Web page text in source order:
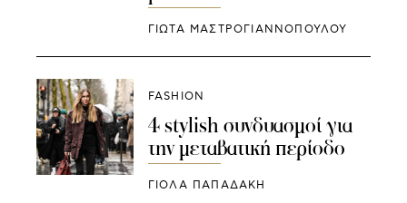
ΓΙΩΤΑ ΜΑΣΤΡΟΓΙΑΝΝΟΠΟΥΛΟΥ
FASHION
4 stylish συνδυασμοί για
την μεταβατική περίοδο
ΓΙΌΛΑ ΠΑΠΑΔΆΚΗ